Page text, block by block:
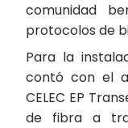
comunidad
protocolos de
Para la
contó con el
CELEC EP
de fibra a